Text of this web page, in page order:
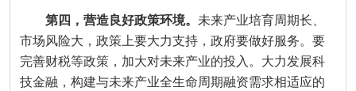
第四，营造良好政策环境。 未来产业培育周期长、
市场风险大，政策上要大力支持，政府要做好服务。要
完善财税等政策，加大对未来产业的投入。大力发展科
技金融，构建与未来产业全生命周期融资需求相适应的